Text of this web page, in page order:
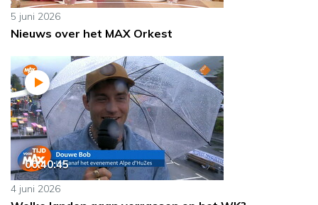
5 juni 2026
Nieuws over het MAX Orkest
00:40:45
4 juni 2026